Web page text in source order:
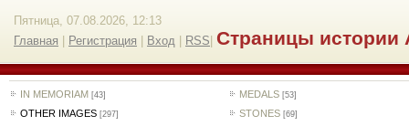
Пятница, 07.08.2026, 12:13
Главная
Регистрация Вход RSS Страницы истории
IN MEMORIAM [43] MEDALS [53]
OTHER IMAGES [297] STONES [69]